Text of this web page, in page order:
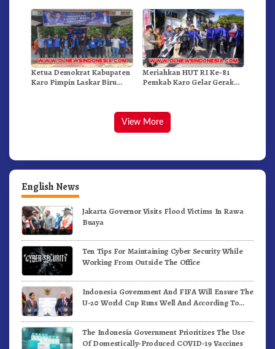
Ketua Demokrat Kabupaten
Karo Pimpin Laskar Biru
Meriahkan HUT RI Ke-81
Pemkab Karo Gelar Gerak
View More
English News
Jakarta Governor Visits Flood Victims In Rawa
Buaya
Ten Tips For Maintaining Cyber Security While
Working From Outside The Office
Indonesia Government And FIFA Will Ensure The
U-20 World Cup Runs Well And According To
The Indonesia Government Prioritizes The Use
Of Domestically-Produced COVID-19 Vaccines